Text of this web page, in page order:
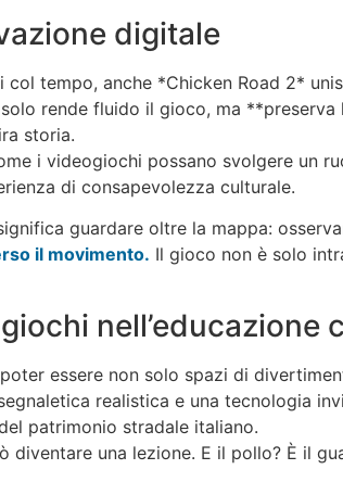
digitale
tempo, anche *Chicken Road 2*
rende fluido il gioco, ma **preserva
storia.
i videogiochi possano svolgere un
di consapevolezza culturale.
guardare oltre la mappa:
il movimento. Il gioco non è solo
nell’educazione
essere non solo spazi di
realistica e una tecnologia
patrimonio stradale italiano.
diventare una lezione. E il pollo? È il